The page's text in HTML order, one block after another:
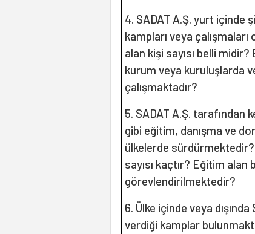
4. SADAT A.Ş. yurt içinde
kampları veya
alan kişi sayısı belli
kurum veya kuruluşlarda
çalışmaktadır?
5. SADAT A.Ş. tarafından
gibi eğitim, danışma ve
ülkelerde
sayısı kaçtır? Eğitim
görevlendirilmektedir?
6. Ülke içinde veya
verdiği kamplar